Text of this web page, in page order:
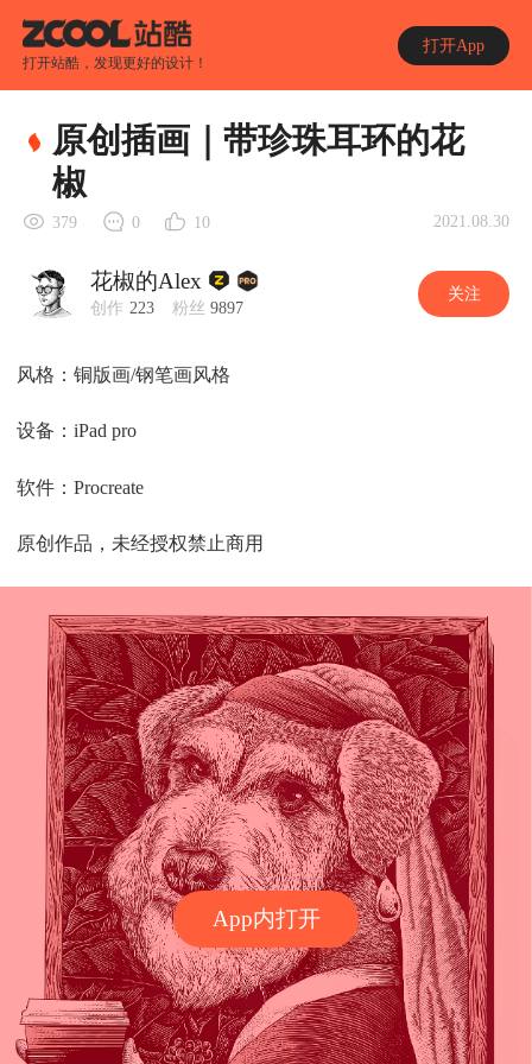
打开站酷，发现更好的设计！
打开App
App内打开
原创插画｜带珍珠耳环的花
椒
379 0 10 2021.08.30
花椒的Alex
创作 223 粉丝 9897
关注
风格：铜版画/钢笔画风格
设备：iPad pro
软件：Procreate
原创作品，未经授权禁止商用